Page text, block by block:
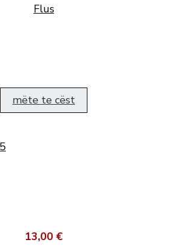
Flus
mëte te cëst
13,00 €